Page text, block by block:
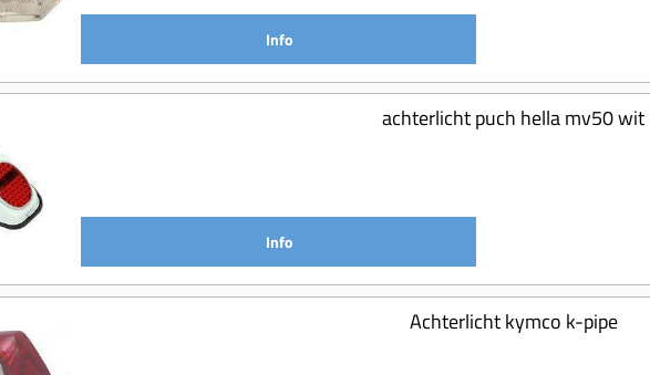
Info
achterlicht puch hella mv50 wit
Info
Achterlicht kymco k-pipe